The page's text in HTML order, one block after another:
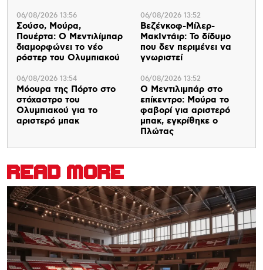
06/08/2026 13:56
Σούσο, Μούρα,
Πουέρτα: Ο Μεντιλίμπαρ
διαμορφώνει το νέο
ρόστερ του Ολυμπιακού
06/08/2026 13:54
Μόουρα της Πόρτο στο
στόχαστρο του
Ολυμπιακού για το
αριστερό μπακ
06/08/2026 13:52
Βεζένκοφ-Μίλερ-
ΜακΙντάιρ: Το δίδυμο
που δεν περιμένει να
γνωριστεί
06/08/2026 13:52
Ο Μεντιλιμπάρ στο
επίκεντρο: Μούρα το
φαβορί για αριστερό
μπακ, εγκρίθηκε ο
Πλώτας
READ MORE